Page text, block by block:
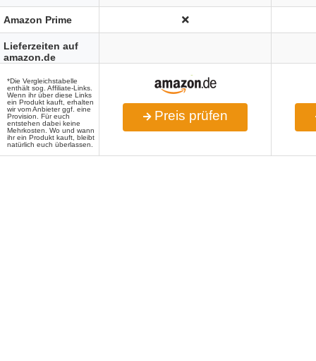
Preis prüfen
Amazon Prime
Lieferzeiten auf
amazon.de
*Die Vergleichstabelle
enthält sog. Affiliate-Links.
Wenn ihr über diese Links
ein Produkt kauft, erhalten
wir vom Anbieter ggf. eine
Provision. Für euch
entstehen dabei keine
Mehrkosten. Wo und wann
ihr ein Produkt kauft, bleibt
natürlich euch überlassen.